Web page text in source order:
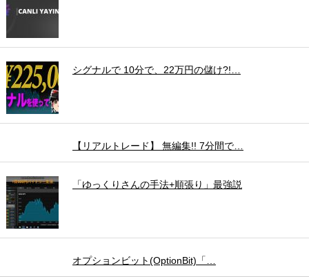
シグナルで 10分で、22万円の儲け?!…
【リアルトレード】 無編集!! 7分間で…
「ゆっくりさんの手法+順張り」最強説
オプションビット(OptionBit)「…